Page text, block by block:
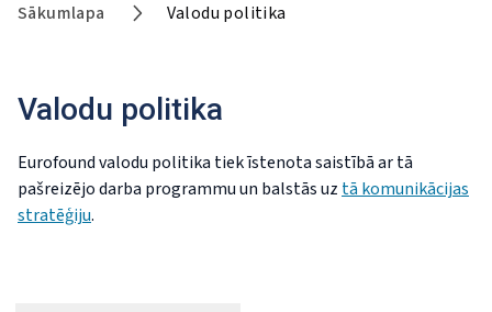
Sākumlapa Valodu politika
Valodu politika
Eurofound valodu politika tiek īstenota saistībā ar tā
pašreizējo darba programmu un balstās uz tā komunikācijas
stratēģiju.